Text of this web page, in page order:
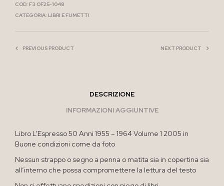
COD: F3 OF25-1048
CATEGORIA: LIBRI E FUMETTI
PREVIOUS PRODUCT NEXT PRODUCT
DESCRIZIONE
INFORMAZIONI AGGIUNTIVE
Libro L’Espresso 50 Anni 1955 – 1964 Volume 1 2005 in
Buone condizioni come da foto
Nessun strappo o segno a penna o matita sia in copertina sia
all’interno che possa compromettere la lettura del testo